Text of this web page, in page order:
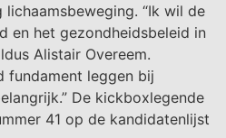
“Ik wil de
en het gezondheidsbeleid in
Alistair Overeem.
fundament leggen bij
De kickboxlegende
41 op de kandidatenlijst